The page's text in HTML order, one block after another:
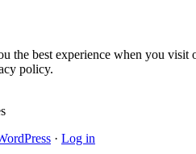
the best experience when you
policy.
· Log in